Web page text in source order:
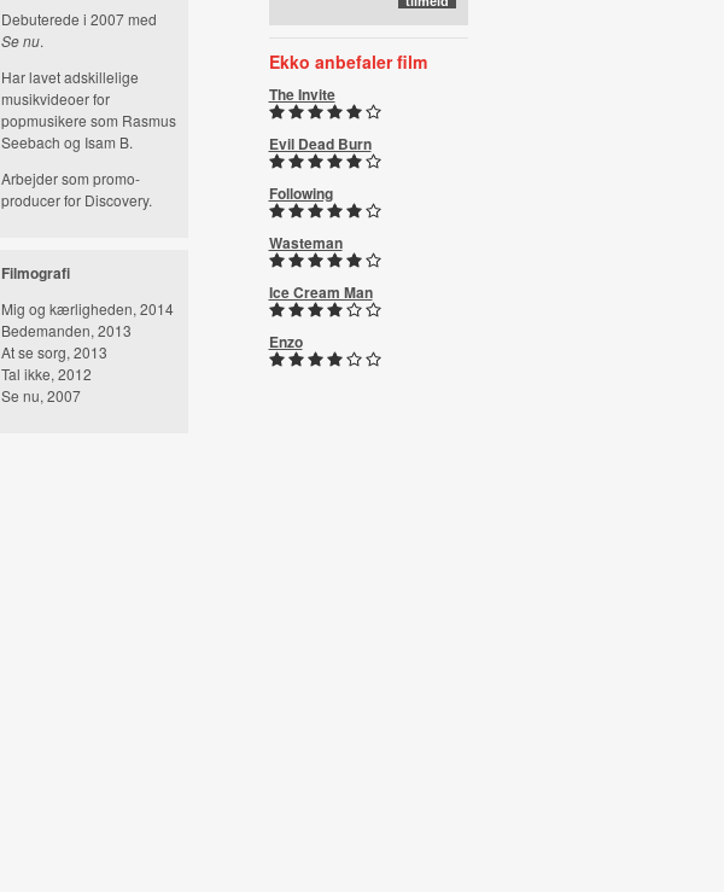
Debuterede i 2007 med
Se nu.
Har lavet adskillelige
musikvideoer for
popmusikere som Rasmus
Seebach og Isam B.
Arbejder som promo-
producer for Discovery.
Filmografi
Mig og kærligheden, 2014
Bedemanden, 2013
At se sorg, 2013
Tal ikke, 2012
Se nu, 2007
Ekko anbefaler film
The Invite
Evil Dead Burn
Following
Wasteman
Ice Cream Man
Enzo